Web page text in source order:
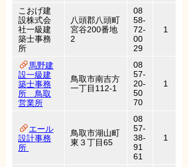
こおげ建
設株式会
社一級建
築士事務
所
八頭郡八頭町
宮谷200番地
2
08
58-
72-
00
29
1
馬野建
設一級建
築士事務
所 鳥取
営業所
鳥取市南吉方
一丁目112-1
08
57-
20-
50
70
1
エール
設計事務
所
鳥取市湖山町
東３丁目65
08
57-
38-
91
61
1